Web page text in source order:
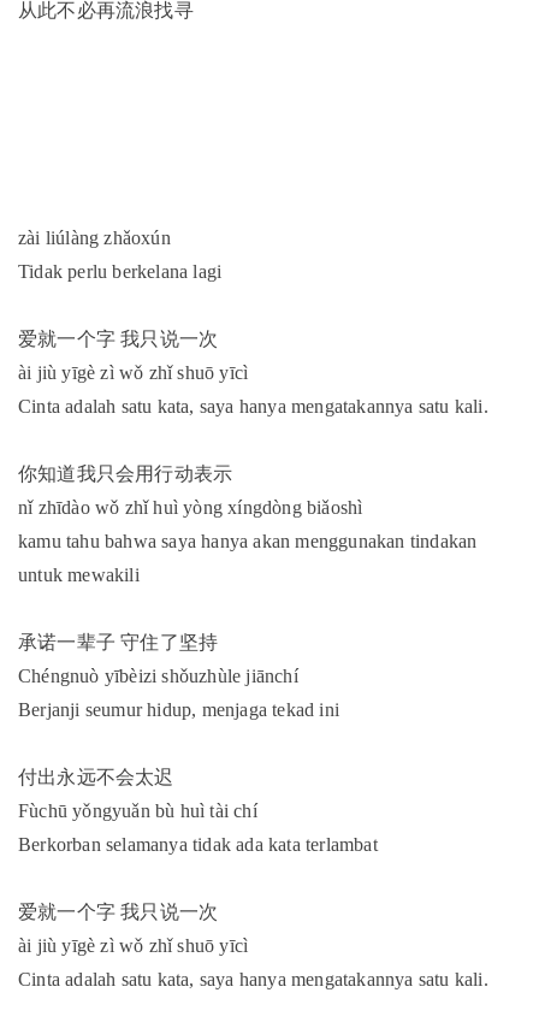
从此不必再流浪找寻
zài liúlàng zhǎoxún
Tidak perlu berkelana lagi
爱就一个字 我只说一次
ài jiù yīgè zì wǒ zhǐ shuō yīcì
Cinta adalah satu kata, saya hanya mengatakannya satu kali.
你知道我只会用行动表示
nǐ zhīdào wǒ zhǐ huì yòng xíngdòng biǎoshì
kamu tahu bahwa saya hanya akan menggunakan tindakan
untuk mewakili
承诺一辈子 守住了坚持
Chéngnuò yībèizi shǒuzhùle jiānchí
Berjanji seumur hidup, menjaga tekad ini
付出永远不会太迟
Fùchū yǒngyuǎn bù huì tài chí
Berkorban selamanya tidak ada kata terlambat
爱就一个字 我只说一次
ài jiù yīgè zì wǒ zhǐ shuō yīcì
Cinta adalah satu kata, saya hanya mengatakannya satu kali.